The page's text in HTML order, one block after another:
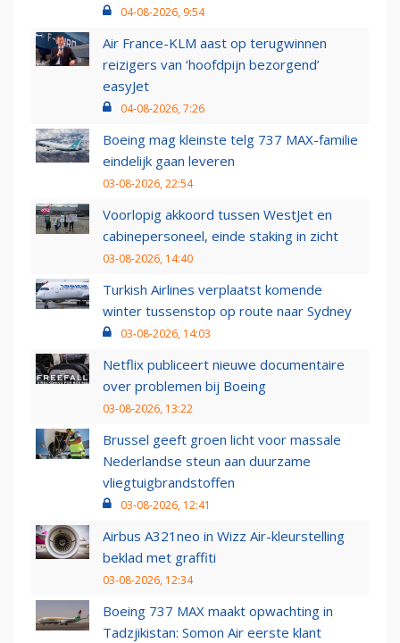
04-08-2026, 9:54
Air France-KLM aast op terugwinnen
reizigers van ‘hoofdpijn bezorgend’
easyJet
04-08-2026, 7:26
Boeing mag kleinste telg 737 MAX-familie
eindelijk gaan leveren
03-08-2026, 22:54
Voorlopig akkoord tussen WestJet en
cabinepersoneel, einde staking in zicht
03-08-2026, 14:40
Turkish Airlines verplaatst komende
winter tussenstop op route naar Sydney
03-08-2026, 14:03
Netflix publiceert nieuwe documentaire
over problemen bij Boeing
03-08-2026, 13:22
Brussel geeft groen licht voor massale
Nederlandse steun aan duurzame
vliegtuigbrandstoffen
03-08-2026, 12:41
Airbus A321neo in Wizz Air-kleurstelling
beklad met graffiti
03-08-2026, 12:34
Boeing 737 MAX maakt opwachting in
Tadzjikistan: Somon Air eerste klant